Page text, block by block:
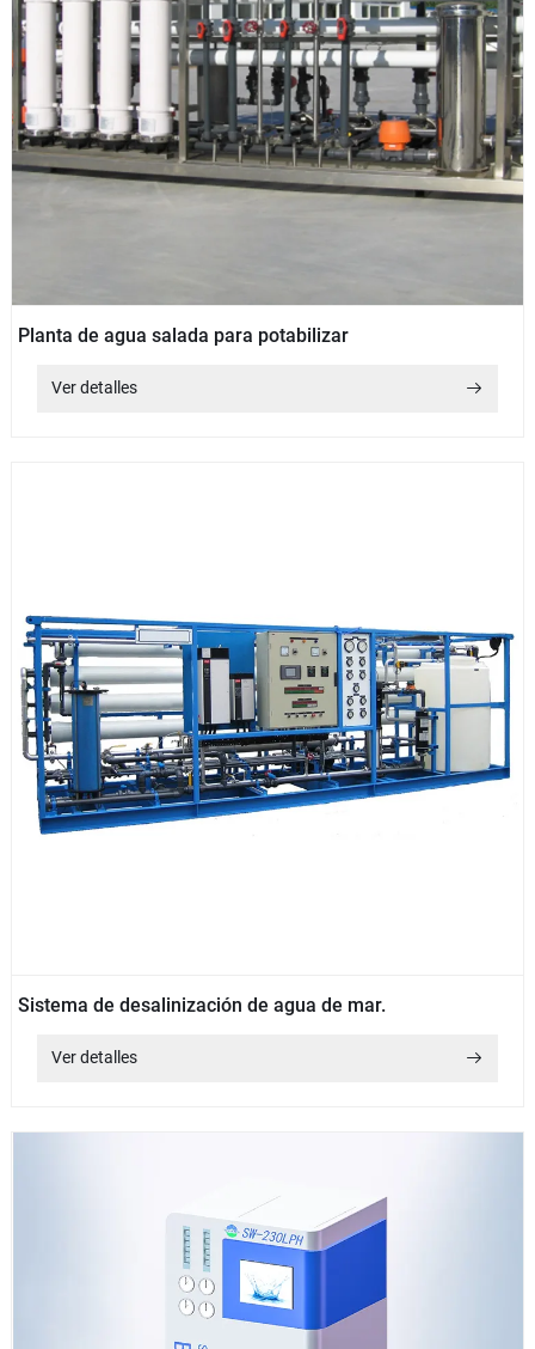
Planta de agua salada para potabilizar
Ver detalles
Sistema de desalinización de agua de mar.
Ver detalles